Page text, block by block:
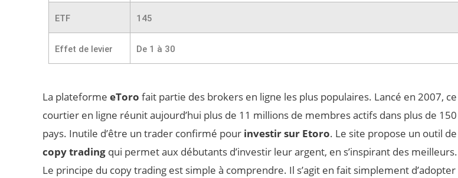
ETF 145
Effet de levier De 1 à 30
La plateforme eToro fait partie des brokers en ligne les plus populaires. Lancé en 2007, ce
courtier en ligne réunit aujourd’hui plus de 11 millions de membres actifs dans plus de 150
pays. Inutile d’être un trader confirmé pour investir sur Etoro. Le site propose un outil de
copy trading qui permet aux débutants d’investir leur argent, en s’inspirant des meilleurs.
Le principe du copy trading est simple à comprendre. Il s’agit en fait simplement d’adopter